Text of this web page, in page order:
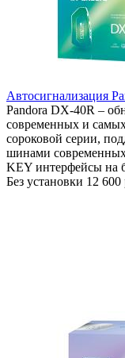
Автосигнализация
Pandora DX-40R –
современных и
сороковой серии,
шинами
KEY интерфейсы на
Без установки 12 600